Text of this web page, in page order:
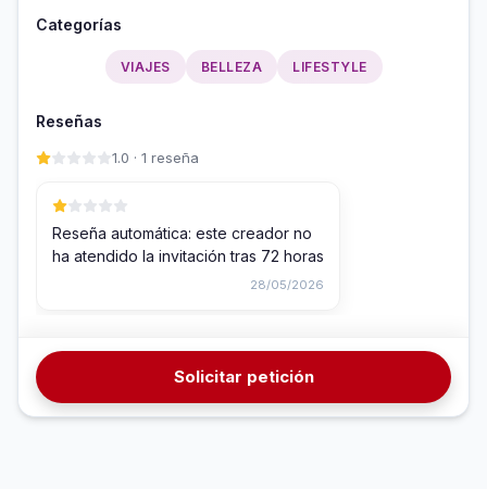
Categorías
VIAJES BELLEZA LIFESTYLE
Reseñas
1.0 · 1 reseña
Reseña automática: este creador no
ha atendido la invitación tras 72 horas
28/05/2026
Solicitar petición